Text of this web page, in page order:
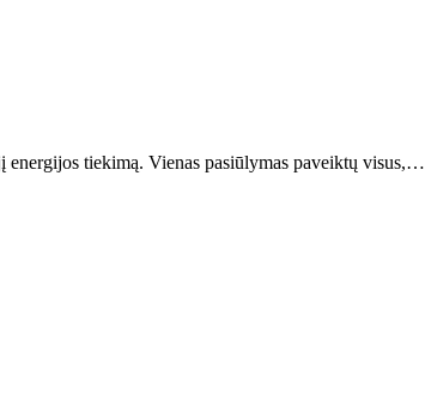
energijos tiekimą. Vienas pasiūlymas paveiktų visus,…